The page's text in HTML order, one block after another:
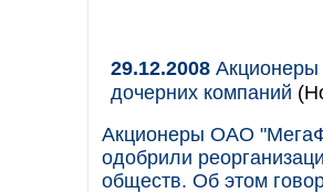
29.12.2008
дочерних компаний
Акционеры ОАО
одобрили
обществ. Об этом